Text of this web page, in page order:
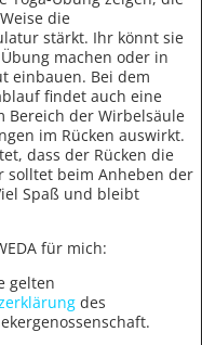
die
stärkt. Ihr könnt sie
machen oder in
einbauen. Bei dem
findet auch eine
Bereich der Wirbelsäule
im Rücken auswirkt.
dass der Rücken die
solltet beim Anheben der
Spaß und bleibt
für mich:
gelten
des